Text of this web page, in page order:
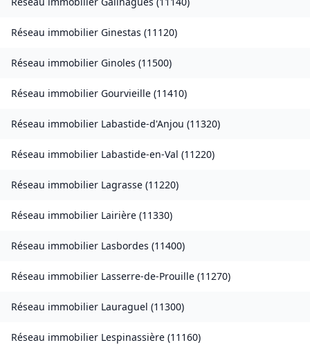
Réseau immobilier Ginestas (11120)
Réseau immobilier Ginoles (11500)
Réseau immobilier Gourvieille (11410)
Réseau immobilier Labastide-d'Anjou (11320)
Réseau immobilier Labastide-en-Val (11220)
Réseau immobilier Lagrasse (11220)
Réseau immobilier Lairière (11330)
Réseau immobilier Lasbordes (11400)
Réseau immobilier Lasserre-de-Prouille (11270)
Réseau immobilier Lauraguel (11300)
Réseau immobilier Lespinassière (11160)